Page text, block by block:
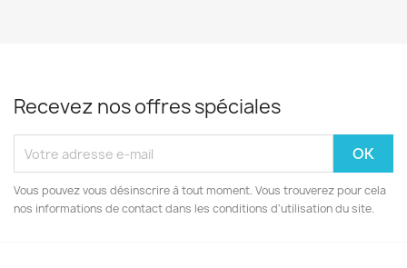
Recevez nos offres spéciales
Vous pouvez vous désinscrire à tout moment. Vous trouverez pour cela
nos informations de contact dans les conditions d'utilisation du site.